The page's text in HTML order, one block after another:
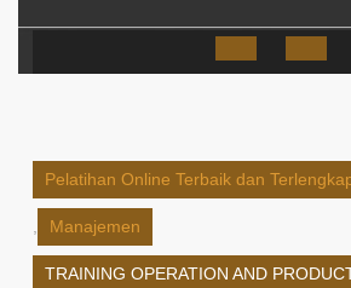
Open
Pelatihan Online Terbaik dan
Manajemen
TRAINING OPERATION AND